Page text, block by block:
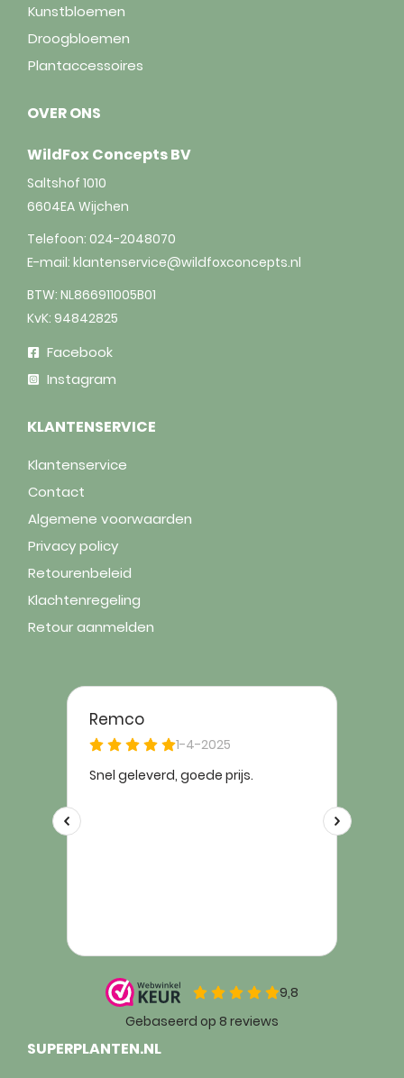
Kunstbloemen
Droogbloemen
Plantaccessoires
OVER ONS
WildFox Concepts BV
Saltshof 1010
6604EA Wijchen
Telefoon: 024-2048070
E-mail: klantenservice@wildfoxconcepts.nl
BTW: NL866911005B01
KvK: 94842825
Facebook
Instagram
KLANTENSERVICE
Klantenservice
Contact
Algemene voorwaarden
Privacy policy
Retourenbeleid
Klachtenregeling
Retour aanmelden
SUPERPLANTEN.NL